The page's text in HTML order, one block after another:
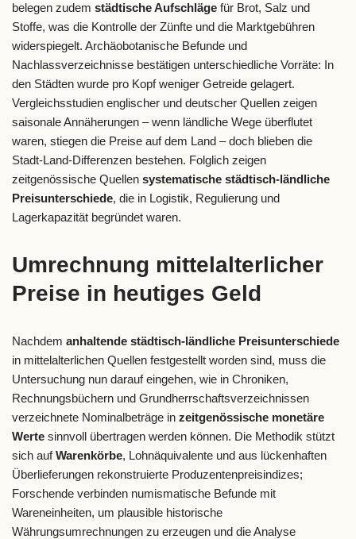
belegen zudem städtische Aufschläge für Brot, Salz und
Stoffe, was die Kontrolle der Zünfte und die Marktgebühren
widerspiegelt. Archäobotanische Befunde und
Nachlassverzeichnisse bestätigen unterschiedliche Vorräte: In
den Städten wurde pro Kopf weniger Getreide gelagert.
Vergleichsstudien englischer und deutscher Quellen zeigen
saisonale Annäherungen – wenn ländliche Wege überflutet
waren, stiegen die Preise auf dem Land – doch blieben die
Stadt-Land-Differenzen bestehen. Folglich zeigen
zeitgenössische Quellen systematische städtisch-ländliche
Preisunterschiede, die in Logistik, Regulierung und
Lagerkapazität begründet waren.
Umrechnung mittelalterlicher
Preise in heutiges Geld
Nachdem anhaltende städtisch-ländliche Preisunterschiede
in mittelalterlichen Quellen festgestellt worden sind, muss die
Untersuchung nun darauf eingehen, wie in Chroniken,
Rechnungsbüchern und Grundherrschaftsverzeichnissen
verzeichnete Nominalbeträge in zeitgenössische monetäre
Werte sinnvoll übertragen werden können. Die Methodik stützt
sich aufWarenkörbe, Lohnäquivalente und aus lückenhaften
Überlieferungen rekonstruierte Produzentenpreisindizes;
Forschende verbinden numismatische Befunde mit
Wareneinheiten, um plausible historische
Währungsumrechnungen zu erzeugen und die Analyse